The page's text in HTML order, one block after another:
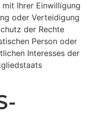
mit Ihrer Einwilligung
oder Verteidigung
der Rechte
Person oder
Interesses der